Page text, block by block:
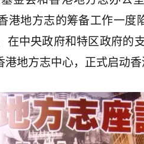
港地方志的筹备工作一度
在中央政府和特区政府的
地方志中心，正式启动香